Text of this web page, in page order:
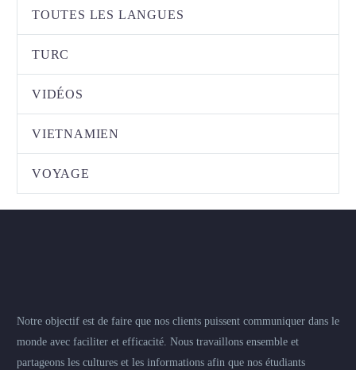
TOUTES LES LANGUES
TURC
VIDÉOS
VIETNAMIEN
VOYAGE
Notre objectif est de faire que nos clients puissent communiquer dans le
monde avec faciliter et efficacité. Nous travaillons ensemble et
partageons les cultures et les informations afin que nos étudiants